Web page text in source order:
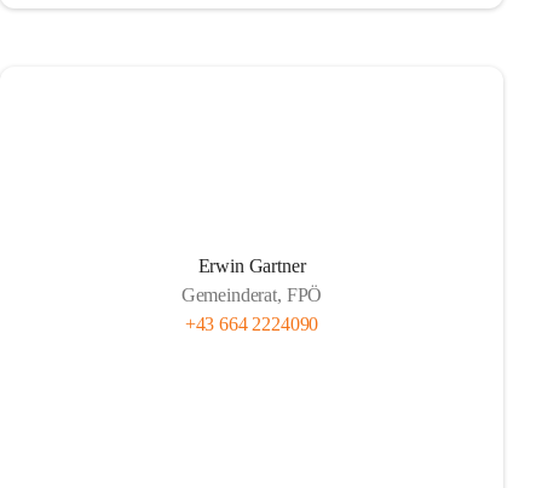
Erwin Gartner
Gemeinderat, FPÖ
+43 664 2224090